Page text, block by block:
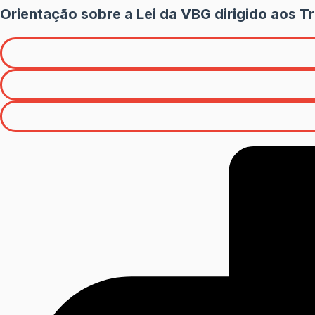
Orientação sobre a Lei da VBG dirigido aos